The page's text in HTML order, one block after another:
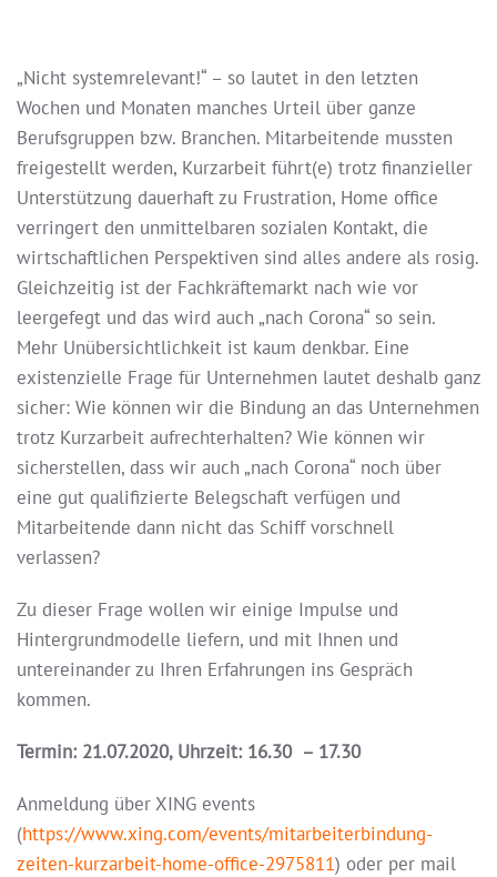
„Nicht systemrelevant!“ – so lautet in den letzten
Wochen und Monaten manches Urteil über ganze
Berufsgruppen bzw. Branchen. Mitarbeitende mussten
freigestellt werden, Kurzarbeit führt(e) trotz finanzieller
Unterstützung dauerhaft zu Frustration, Home office
verringert den unmittelbaren sozialen Kontakt, die
wirtschaftlichen Perspektiven sind alles andere als rosig.
Gleichzeitig ist der Fachkräftemarkt nach wie vor
leergefegt und das wird auch „nach Corona“ so sein.
Mehr Unübersichtlichkeit ist kaum denkbar. Eine
existenzielle Frage für Unternehmen lautet deshalb ganz
sicher: Wie können wir die Bindung an das Unternehmen
trotz Kurzarbeit aufrechterhalten? Wie können wir
sicherstellen, dass wir auch „nach Corona“ noch über
eine gut qualifizierte Belegschaft verfügen und
Mitarbeitende dann nicht das Schiff vorschnell
verlassen?
Zu dieser Frage wollen wir einige Impulse und
Hintergrundmodelle liefern, und mit Ihnen und
untereinander zu Ihren Erfahrungen ins Gespräch
kommen.
Termin: 21.07.2020, Uhrzeit: 16.30 – 17.30
Anmeldung über XING events
(https://www.xing.com/events/mitarbeiterbindung-
zeiten-kurzarbeit-home-office-2975811) oder per mail